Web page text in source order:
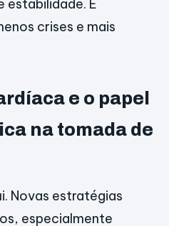
estabilidade. E
crises e mais
e o papel
na tomada de
Novas estratégias
especialmente